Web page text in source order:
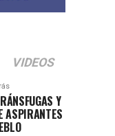
VIDEOS
Y
ASPIRANTES